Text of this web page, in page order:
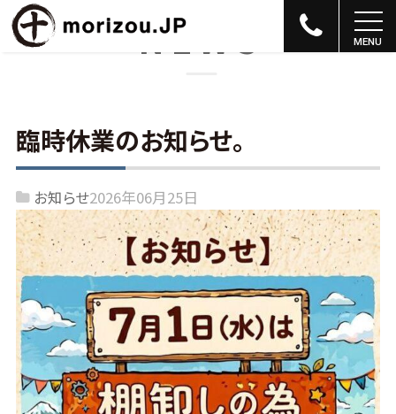
NEWS
臨時休業のお知らせ。
お知らせ2026年06月25日